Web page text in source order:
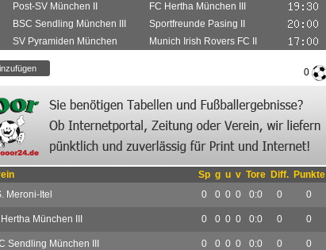
Post-SV München II
FC Hertha München III
BSC Sendling München III
Sportfreunde Pasing II
SV Pyramiden München
Munich Irish Rovers FC II
0
Sp g u v Tore Diff.
Punkte
Meroni-Itel 0 0 0 0 0:0 0 0
München III 0 0 0 0 0:0 0 0
Sendling München III 0 0 0 0 0:0 0 0